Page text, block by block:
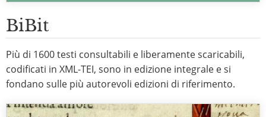
BiBit
Più di 1600 testi consultabili e liberamente scaricabili,
codificati in XML-TEI, sono in edizione integrale e si
fondano sulle più autorevoli edizioni di riferimento.